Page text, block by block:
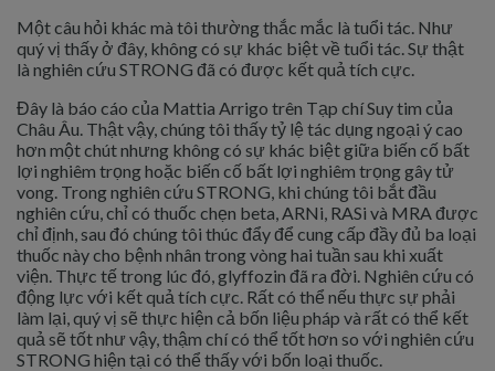
Một câu hỏi khác mà tôi thường thắc mắc là tuổi tác. Như
quý vị thấy ở đây, không có sự khác biệt về tuổi tác. Sự thật
là nghiên cứu STRONG đã có được kết quả tích cực.
Đây là báo cáo của Mattia Arrigo trên Tạp chí Suy tim của
Châu Âu. Thật vậy, chúng tôi thấy tỷ lệ tác dụng ngoại ý cao
hơn một chút nhưng không có sự khác biệt giữa biến cố bất
lợi nghiêm trọng hoặc biến cố bất lợi nghiêm trọng gây tử
vong. Trong nghiên cứu STRONG, khi chúng tôi bắt đầu
nghiên cứu, chỉ có thuốc chẹn beta, ARNi, RASi và MRA được
chỉ định, sau đó chúng tôi thúc đẩy để cung cấp đầy đủ ba loại
thuốc này cho bệnh nhân trong vòng hai tuần sau khi xuất
viện. Thực tế trong lúc đó, glyffozin đã ra đời. Nghiên cứu có
động lực với kết quả tích cực. Rất có thể nếu thực sự phải
làm lại, quý vị sẽ thực hiện cả bốn liệu pháp và rất có thể kết
quả sẽ tốt như vậy, thậm chí có thể tốt hơn so với nghiên cứu
STRONG hiện tại có thể thấy với bốn loại thuốc.